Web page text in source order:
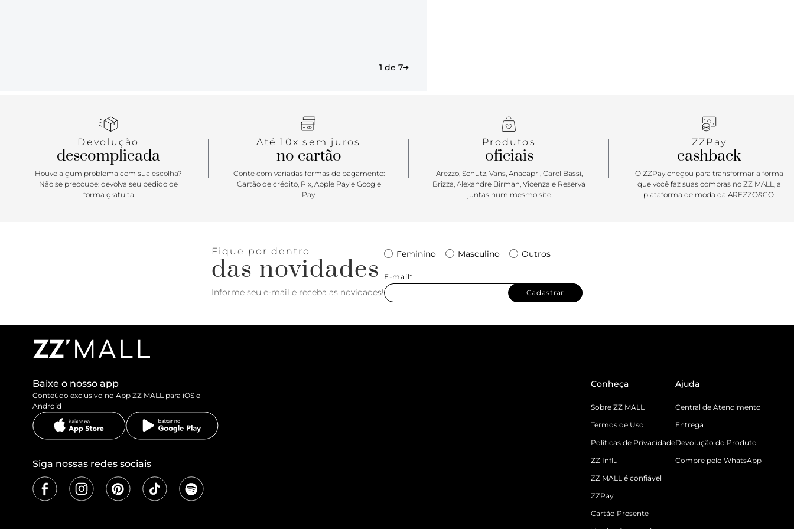
1 de 7
o modelinho mais cool, descomplicando a rotina com estilo.
Queridinho que chama esse ícone?!
Devolução
descomplicada
Houve algum problema com sua escolha?
Não se preocupe: devolva seu pedido de
forma gratuita
Até 10x sem juros
no cartão
Conte com variadas formas de pagamento:
Cartão de crédito, Pix, Apple Pay e Google
Pay.
Produtos
oficiais
Arezzo, Schutz, Vans, Anacapri, Carol Bassi,
Brizza, Alexandre Birman, Vicenza e Reserva
juntas num mesmo site
ZZPay
cashback
O ZZPay chegou para transformar a forma
que você faz suas compras no ZZ MALL, a
plataforma de moda da AREZZO&CO.
Fique por dentro
das novidades
Informe seu e-mail e receba as novidades!
Feminino Masculino Outros
E-mail*
Cadastrar
Baixe o nosso app
Conteúdo exclusivo no App ZZ MALL para iOS e
Android
Siga nossas redes sociais
Conheça
Sobre ZZ MALL
Termos de Uso
Políticas de Privacidade
ZZ Influ
ZZ MALL é confiável
ZZPay
Cartão Presente
Ajuda
Central de Atendimento
Entrega
Devolução do Produto
Compre pelo WhatsApp